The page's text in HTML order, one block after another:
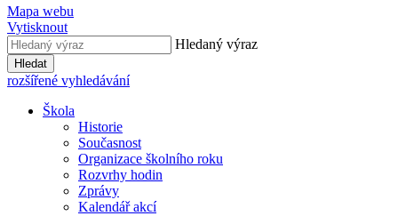
Mapa webu
Vytisknout
Hledaný výraz
Hledat
rozšířené vyhledávání
Škola
Historie
Současnost
Organizace školního roku
Rozvrhy hodin
Zprávy
Kalendář akcí